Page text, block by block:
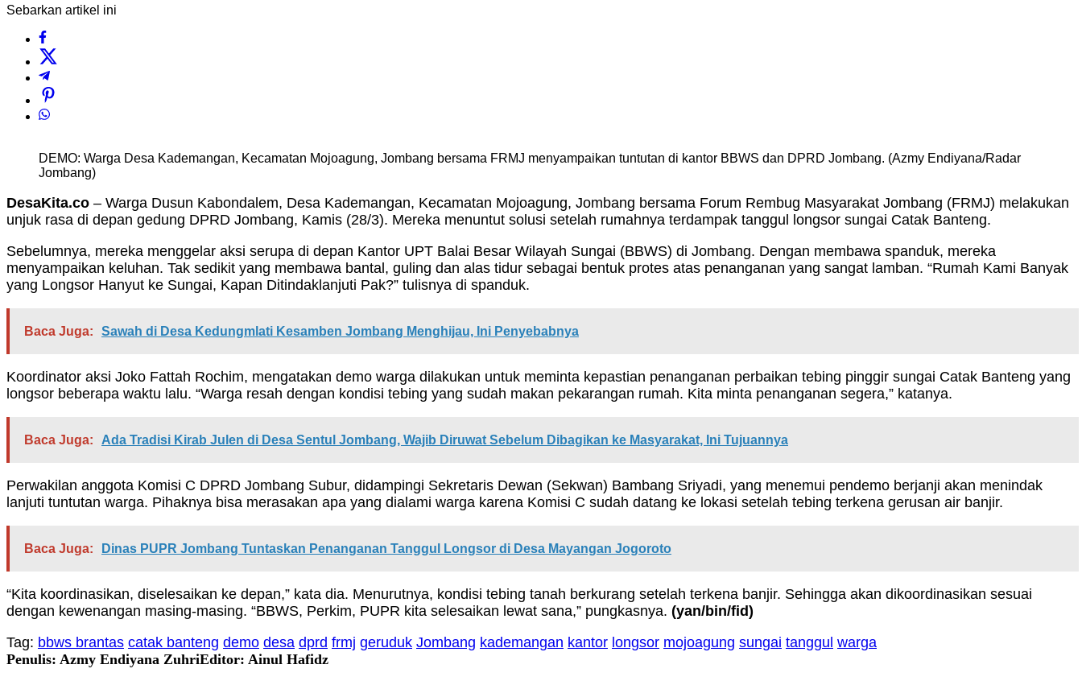
Sebarkan artikel ini
DEMO: Warga Desa Kademangan, Kecamatan Mojoagung, Jombang bersama FRMJ menyampaikan tuntutan di kantor BBWS dan DPRD Jombang. (Azmy Endiyana/Radar
Jombang)
DesaKita.co – Warga Dusun Kabondalem, Desa Kademangan, Kecamatan Mojoagung, Jombang bersama Forum Rembug Masyarakat Jombang (FRMJ) melakukan
unjuk rasa di depan gedung DPRD Jombang, Kamis (28/3). Mereka menuntut solusi setelah rumahnya terdampak tanggul longsor sungai Catak Banteng.
Sebelumnya, mereka menggelar aksi serupa di depan Kantor UPT Balai Besar Wilayah Sungai (BBWS) di Jombang. Dengan membawa spanduk, mereka
menyampaikan keluhan. Tak sedikit yang membawa bantal, guling dan alas tidur sebagai bentuk protes atas penanganan yang sangat lamban. “Rumah Kami Banyak
yang Longsor Hanyut ke Sungai, Kapan Ditindaklanjuti Pak?” tulisnya di spanduk.
Baca Juga: Sawah di Desa Kedungmlati Kesamben Jombang Menghijau, Ini Penyebabnya
Koordinator aksi Joko Fattah Rochim, mengatakan demo warga dilakukan untuk meminta kepastian penanganan perbaikan tebing pinggir sungai Catak Banteng yang
longsor beberapa waktu lalu. “Warga resah dengan kondisi tebing yang sudah makan pekarangan rumah. Kita minta penanganan segera,” katanya.
Baca Juga: Ada Tradisi Kirab Julen di Desa Sentul Jombang, Wajib Diruwat Sebelum Dibagikan ke Masyarakat, Ini Tujuannya
Perwakilan anggota Komisi C DPRD Jombang Subur, didampingi Sekretaris Dewan (Sekwan) Bambang Sriyadi, yang menemui pendemo berjanji akan menindak
lanjuti tuntutan warga. Pihaknya bisa merasakan apa yang dialami warga karena Komisi C sudah datang ke lokasi setelah tebing terkena gerusan air banjir.
Baca Juga: Dinas PUPR Jombang Tuntaskan Penanganan Tanggul Longsor di Desa Mayangan Jogoroto
“Kita koordinasikan, diselesaikan ke depan,” kata dia. Menurutnya, kondisi tebing tanah berkurang setelah terkena banjir. Sehingga akan dikoordinasikan sesuai
dengan kewenangan masing-masing. “BBWS, Perkim, PUPR kita selesaikan lewat sana,” pungkasnya. (yan/bin/fid)
Tag: bbws brantas catak banteng demo desa dprd frmj geruduk Jombang kademangan kantor longsor mojoagung sungai tanggul warga
Penulis: Azmy Endiyana ZuhriEditor: Ainul Hafidz